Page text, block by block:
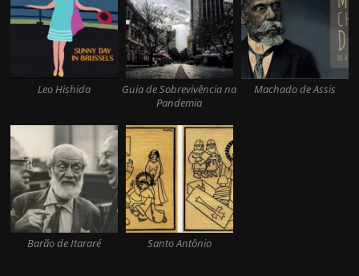
Leo Hishida
Guia de Sobrevivência na
Pandemia
Machado de Assis
Barão de Itararé Santo Antônio